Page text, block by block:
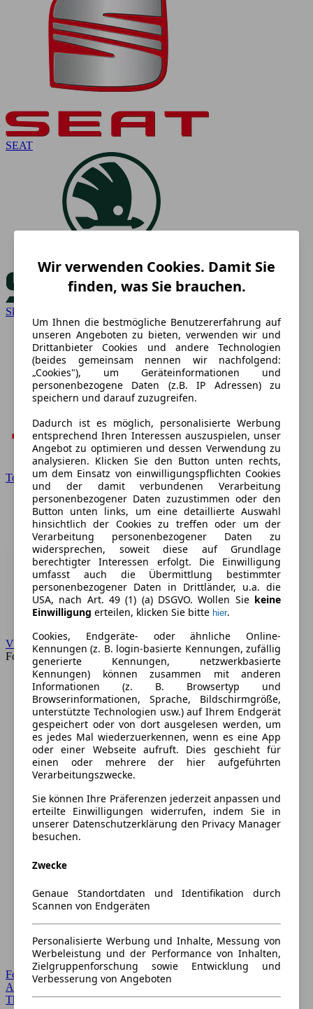
SEAT
Skoda
Toyota
VW
Forum
Forum Startseite
Alle Auto-Foren
Themen-Forum
Wir verwenden Cookies. Damit Sie
finden, was Sie brauchen.
Um Ihnen die bestmögliche Benutzererfahrung auf
unseren Angeboten zu bieten, verwenden wir und
Drittanbieter Cookies und andere Technologien
(beides gemeinsam nennen wir nachfolgend:
„Cookies"), um Geräteinformationen und
personenbezogene Daten (z.B. IP Adressen) zu
speichern und darauf zuzugreifen.
Dadurch ist es möglich, personalisierte Werbung
entsprechend Ihren Interessen auszuspielen, unser
Angebot zu optimieren und dessen Verwendung zu
analysieren. Klicken Sie den Button unten rechts,
um dem Einsatz von einwilligungspflichten Cookies
und der damit verbundenen Verarbeitung
personenbezogener Daten zuzustimmen oder den
Button unten links, um eine detaillierte Auswahl
hinsichtlich der Cookies zu treffen oder um der
Verarbeitung personenbezogener Daten zu
widersprechen, soweit diese auf Grundlage
berechtigter Interessen erfolgt. Die Einwilligung
umfasst auch die Übermittlung bestimmter
personenbezogener Daten in Drittländer, u.a. die
USA, nach Art. 49 (1) (a) DSGVO. Wollen Sie keine
Einwilligung erteilen, klicken Sie bitte hier.
Cookies, Endgeräte- oder ähnliche Online-
Kennungen (z. B. login-basierte Kennungen, zufällig
generierte Kennungen, netzwerkbasierte
Kennungen) können zusammen mit anderen
Informationen (z. B. Browsertyp und
Browserinformationen, Sprache, Bildschirmgröße,
unterstützte Technologien usw.) auf Ihrem Endgerät
gespeichert oder von dort ausgelesen werden, um
es jedes Mal wiederzuerkennen, wenn es eine App
oder einer Webseite aufruft. Dies geschieht für
einen oder mehrere der hier aufgeführten
Verarbeitungszwecke.
Sie können Ihre Präferenzen jederzeit anpassen und
erteilte Einwilligungen widerrufen, indem Sie in
unserer Datenschutzerklärung den Privacy Manager
besuchen.
Zwecke
Genaue Standortdaten und Identifikation durch
Scannen von Endgeräten
Personalisierte Werbung und Inhalte, Messung von
Werbeleistung und der Performance von Inhalten,
Zielgruppenforschung sowie Entwicklung und
Verbesserung von Angeboten